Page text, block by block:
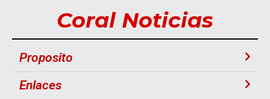
Coral Noticias
Proposito
Enlaces